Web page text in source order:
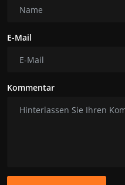
E-Mail
Kommentar